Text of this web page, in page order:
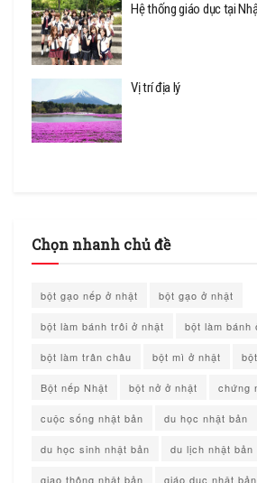
Hệ thống giáo dục tại
Vị trí địa lý
Chọn nhanh chủ đề
bột gạo nếp ở nhật bột gạo ở nhật
bột làm bánh trôi ở nhật bột làm bánh
bột làm trân châu bột mì ở nhật
Bột nếp Nhật bột nở ở nhật chứng
cuộc sống nhật bản du học nhật bản
du học sinh nhật bản du lịch nhật bản
giao thông nhật bản giáo dục nhật bản